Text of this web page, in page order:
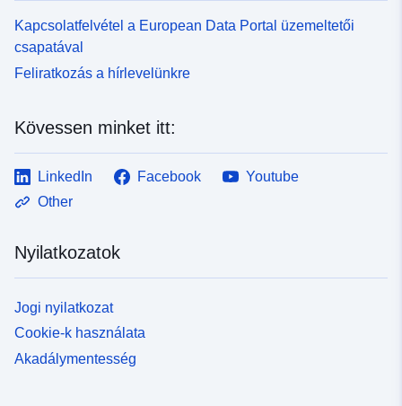
Kapcsolatfelvétel a European Data Portal üzemeltetői
csapatával
Feliratkozás a hírlevelünkre
Kövessen minket itt:
LinkedIn Facebook
Youtube
Other
Nyilatkozatok
Jogi nyilatkozat
Cookie-k használata
Akadálymentesség